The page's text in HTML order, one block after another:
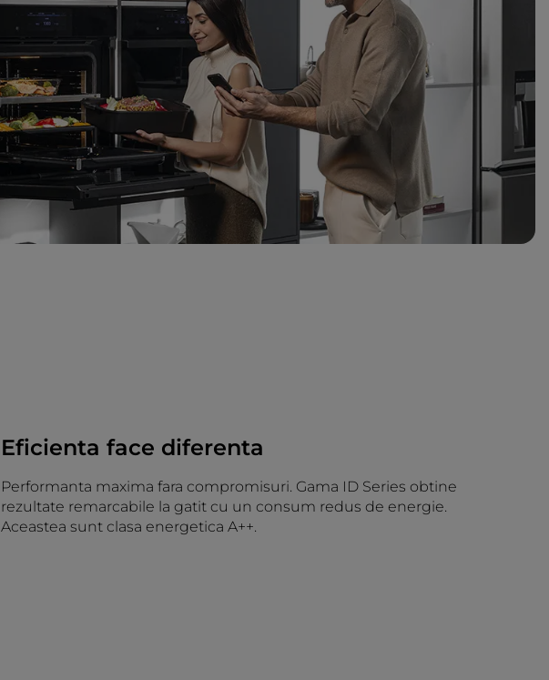
Eficienta face diferenta
Performanta maxima fara compromisuri. Gama ID Series obtine
rezultate remarcabile la gatit cu un consum redus de energie.
Aceastea sunt clasa energetica A++.